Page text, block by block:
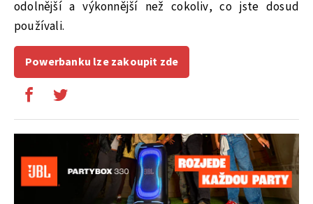
odolnější a výkonnější než cokoliv, co jste dosud
používali.
Powerbanku lze zakoupit zde